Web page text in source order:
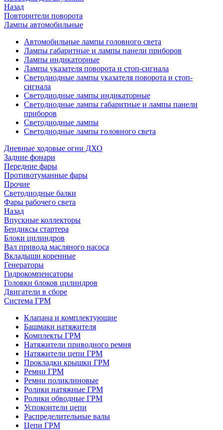
Назад
Повторители поворота
Лампы автомобильные
Автомобильные лампы головного света
Лампы габаритные и лампы панели приборов
Лампы индикаторные
Лампы указателя поворота и стоп-сигнала
Светодиодные лампы указателя поворота и стоп-
сигнала
Светодиодные лампы индикаторные
Светодиодные лампы габаритные и лампы панели
приборов
Светодиодные лампы
Светодиодные лампы головного света
Дневные ходовые огни ДХО
Задние фонари
Передние фары
Противотуманные фары
Прочие
Светодиодные балки
Фары рабочего света
Назад
Впускные коллекторы
Бендиксы стартера
Блоки цилиндров
Вал привода масляного насоса
Вкладыши коренные
Генераторы
Гидрокомпенсаторы
Головки блоков цилиндров
Двигатели в сборе
Система ГРМ
Клапана и комплектующие
Башмаки натяжителя
Комплекты ГРМ
Натяжители приводного ремня
Натяжители цепи ГРМ
Прокладки крышки ГРМ
Ремни ГРМ
Ремни поликлиновые
Ролики натяжные ГРМ
Ролики обводные ГРМ
Успокоители цепи
Распределительные валы
Цепи ГРМ